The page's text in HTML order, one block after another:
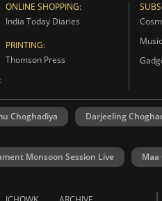
ONLINE SHOPPING:
India Today Diaries
PRINTING:
Thomson Press
Choghadiya Darjeeling
Monsoon Session Live